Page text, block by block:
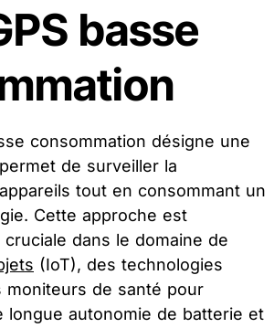
basse
consommation désigne une
de surveiller la
tout en consommant un
Cette approche est
dans le domaine de
(IoT), des technologies
moniteurs de santé pour
longue autonomie de batterie et